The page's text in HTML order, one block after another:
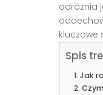
odróżnia
kluczowe
Spis
Jak